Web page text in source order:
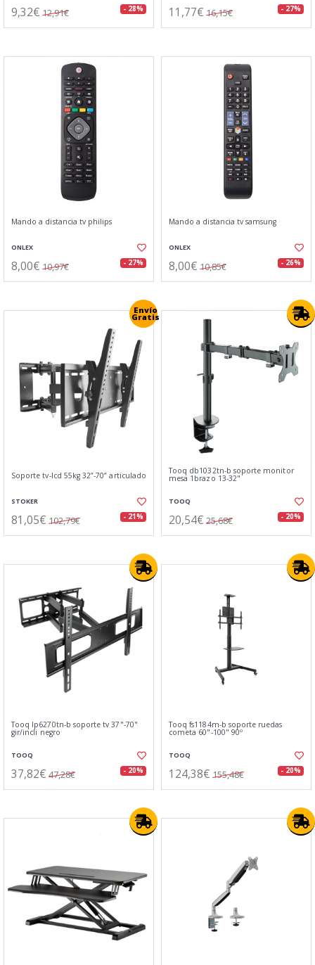
9,32€ 12,91€ - 28% 11,77€ 16,15€ - 27%
Mando a distancia tv philips
ONLEX
8,00€ 10,97€ - 27%
Mando a distancia tv samsung
ONLEX
8,00€ 10,85€ - 26%
Envío
Gratis
Soporte tv-lcd 55kg 32”-70” articulado
STOKER
81,05€ 102,79€ - 21%
Tooq db1032tn-b soporte monitor
mesa 1brazo 13-32"
TOOQ
20,54€ 25,68€ - 20%
Tooq lp6270tn-b soporte tv 37"-70"
gir/incli negro
TOOQ
37,82€ 47,28€ - 20%
Tooq fs1184m-b soporte ruedas
cometa 60"-100" 90º
TOOQ
124,38€ 155,48€ - 20%